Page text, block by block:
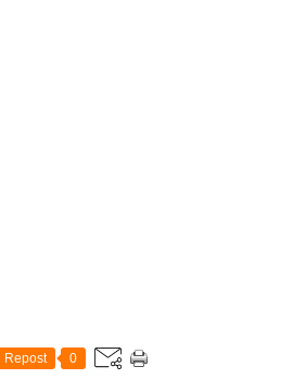
Repost 0